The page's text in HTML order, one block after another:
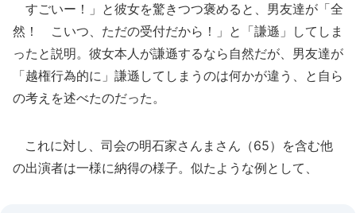
すごいー！」と彼女を驚きつつ褒めると、男友達が「全
然！ こいつ、ただの受付だから！」と「謙遜」してしま
ったと説明。彼女本人が謙遜するなら自然だが、男友達が
「越権行為的に」謙遜してしまうのは何かが違う、と自ら
の考えを述べたのだった。
これに対し、司会の明石家さんまさん（65）を含む他
の出演者は一様に納得の様子。似たような例として、